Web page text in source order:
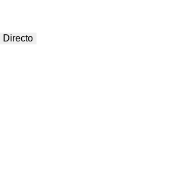
Directo